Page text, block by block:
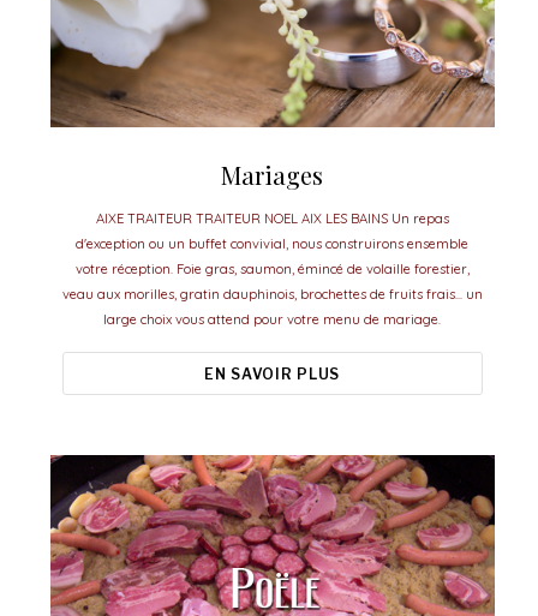
Mariages
AIXE TRAITEUR TRAITEUR NOEL AIX LES BAINS Un repas
d'exception ou un buffet convivial, nous construirons ensemble
votre réception. Foie gras, saumon, émincé de volaille forestier,
veau aux morilles, gratin dauphinois, brochettes de fruits frais... un
large choix vous attend pour votre menu de mariage.
EN SAVOIR PLUS